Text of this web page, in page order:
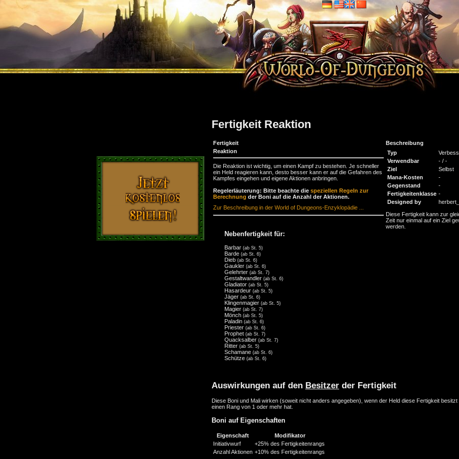
Fertigkeit Reaktion
Fertigkeit
Beschreibung
Reaktion
Die Reaktion ist wichtig, um einen Kampf zu bestehen. Je schneller
ein Held reagieren kann, desto besser kann er auf die Gefahren des
Kampfes eingehen und eigene Aktionen anbringen.
Regelerläuterung: Bitte beachte die speziellen Regeln zur
Berechnung der Boni auf die Anzahl der Aktionen.
Zur Beschreibung in der World of Dungeons-Enzyklopädie ...
Nebenfertigkeit für:
Barbar (ab St. 5)
Barde (ab St. 6)
Dieb (ab St. 6)
Gaukler (ab St. 6)
Gelehrter (ab St. 7)
Gestaltwandler (ab St. 6)
Gladiator (ab St. 5)
Hasardeur (ab St. 5)
Jäger (ab St. 6)
Klingenmagier (ab St. 5)
Magier (ab St. 7)
Mönch (ab St. 5)
Paladin (ab St. 6)
Priester (ab St. 6)
Prophet (ab St. 7)
Quacksalber (ab St. 7)
Ritter (ab St. 5)
Schamane (ab St. 6)
Schütze (ab St. 6)
Typ
Verwendbar
- / -
Ziel
Selbst
Mana-Kosten
-
Gegenstand
-
Fertigkeitenklasse -
Designed by
herbert_
Diese Fertigkeit kann zur
Zeit nur einmal auf ein Ziel
werden.
Auswirkungen auf den Besitzer der Fertigkeit
Diese Boni und Mali wirken (soweit nicht anders angegeben), wenn der Held diese Fertigkeit besitzt
einen Rang von 1 oder mehr hat.
Boni auf Eigenschaften
Eigenschaft
Modifikator
Initiativwurf
+25% des Fertigkeitenrangs
Anzahl Aktionen +10% des Fertigkeitenrangs